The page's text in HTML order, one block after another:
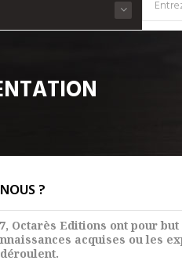
?
Octarès Editions ont pour
acquises ou les